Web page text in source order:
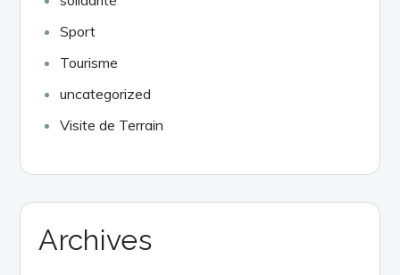
Sport
Tourisme
uncategorized
Visite de Terrain
Archives